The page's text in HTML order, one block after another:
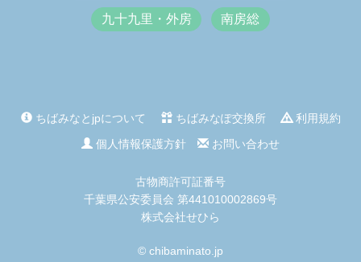
九十九里・外房 南房総
ちばみなとjpについて ちばみなぽ交換所
利用規約
個人情報保護方針
お問い合わせ
古物商許可証番号
千葉県公安委員会 第441010002869号
株式会社せひら
© chibaminato.jp